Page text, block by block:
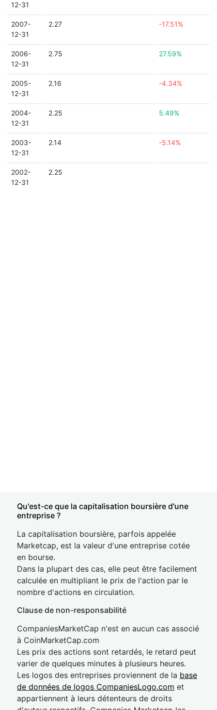
12-31
2007-
12-31
2.27 -17.51%
2006-
12-31
2.75 27.59%
2005-
12-31
2.16 -4.34%
2004-
12-31
2.25 5.49%
2003-
12-31
2.14 -5.14%
2002-
12-31
2.25
Qu'est-ce que la capitalisation boursière d'une
entreprise ?
La capitalisation boursière, parfois appelée
Marketcap, est la valeur d'une entreprise cotée
en bourse.
Dans la plupart des cas, elle peut être facilement
calculée en multipliant le prix de l'action par le
nombre d'actions en circulation.
Clause de non-responsabilité
CompaniesMarketCap n'est en aucun cas associé
à CoinMarketCap.com
Les prix des actions sont retardés, le retard peut
varier de quelques minutes à plusieurs heures.
Les logos des entreprises proviennent de la base
de données de logos CompaniesLogo.com et
appartiennent à leurs détenteurs de droits